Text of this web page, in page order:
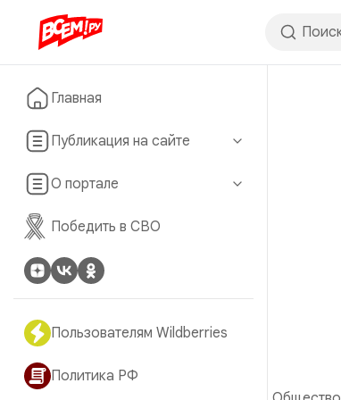
Главная
Публикация на сайте
О портале
Победить в СВО
Пользователям Wildberries
Политика РФ